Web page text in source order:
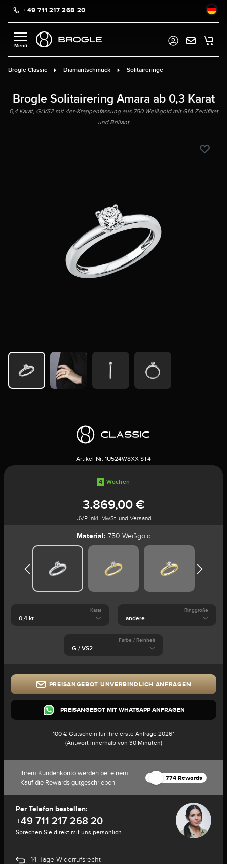
springen
+49 711 217 268 20
Brogle Classic Diamantschmuck Solitaireringe
Brogle Solitairering Amara ab 0,3 Karat
0,4 Karat, G/VS2 mit 4er-Krappenfassung aus 750 Weißgold mit GIA Zertifikat
und Brillant
Artikel-Nr: 1U524W8XX-ST4
4 Wochen
3.869,00 €
UVP inkl. MwSt. und Versand
Material: 750 Weißgold
Karat Ringgröße
Farbe / Reinheit
PREISANGEBOT UNVERBINDLICH ANFRAGEN
PREISANGEBOT MIT WHATSAPP ANFRAGEN
100 € Gutschein für Ihre erste Anfrage 2026*
(Antwort innerhalb von 30 Minuten)
Ihrem Kundenkonto werden bei einem
Kauf die Rewards gutgeschrieben
774 Rewards
Per Telefon bestellen:
+49 711 217 268 20
Sprechen Sie direkt mit uns persönlich
14 Tage Widerrufsrecht